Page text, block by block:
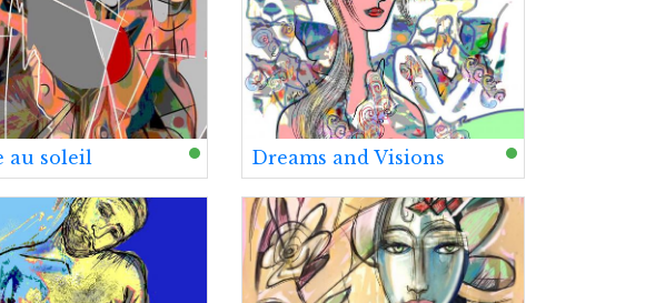
au soleil Dreams and Visions